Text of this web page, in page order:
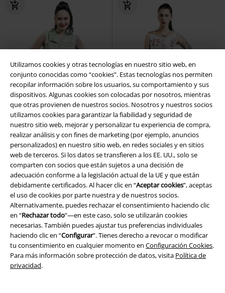
Utilizamos cookies y otras tecnologías en nuestro sitio web, en
conjunto conocidas como “cookies”. Estas tecnologías nos permiten
recopilar información sobre los usuarios, su comportamiento y sus
dispositivos. Algunas cookies son colocadas por nosotros, mientras
que otras provienen de nuestros socios. Nosotros y nuestros socios
utilizamos cookies para garantizar la fiabilidad y seguridad de
nuestro sitio web, mejorar y personalizar tu experiencia de compra,
realizar análisis y con fines de marketing (por ejemplo, anuncios
personalizados) en nuestro sitio web, en redes sociales y en sitios
web de terceros. Si los datos se transfieren a los EE. UU., solo se
comparten con socios que están sujetos a una decisión de
adecuación conforme a la legislación actual de la UE y que están
debidamente certificados. Al hacer clic en “Aceptar cookies”, aceptas
el uso de cookies por parte nuestra y de nuestros socios.
Alternativamente, puedes rechazar el consentimiento haciendo clic
en “Rechazar todo”—en este caso, solo se utilizarán cookies
necesarias. También puedes ajustar tus preferencias individuales
haciendo clic en “Configurar”. Tienes derecho a revocar o modificar
tu consentimiento en cualquier momento en Configuración Cookies.
Para más información sobre protección de datos, visita Política de
privacidad.
% Stock bajo
Desde 62,99 €
Timea Swing
H&R London
Vestidos de longitud media
% Stock bajo
Desde 53,99 €
Taraneh Swing
H&R London
Vestidos de longitud media